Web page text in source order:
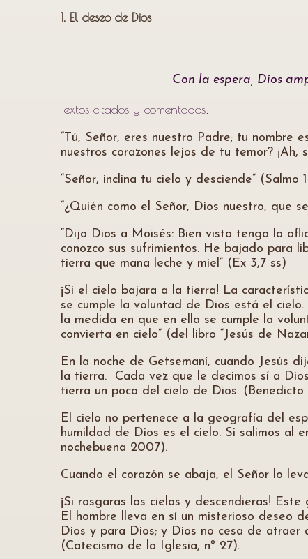
1. El deseo de Dios
Con la espera, Dios
Textos citados y comentados:
“Tú, Señor, eres nuestro Padre; tu nombre
nuestros corazones lejos de tu temor?
“Señor, inclina tu cielo y desciende” (Salmo
“¿Quién como el Señor, Dios nuestro, que
“Dijo Dios a Moisés: Bien vista tengo la
conozco sus sufrimientos. He bajado para
tierra que mana leche y miel” (Ex 3,7 ss)
¡Si el cielo bajara a la tierra! La
se cumple la voluntad de Dios está el
la medida en que en ella se cumple la
convierta en cielo” (del libro “Jesús de
En la noche de Getsemaní, cuando Jesús
la tierra. Cada vez que le decimos sí a
tierra un poco del cielo de Dios.
El cielo no pertenece a la geografía del
humildad de Dios es el cielo. Si salimos al
nochebuena 2007).
Cuando el corazón se abaja, el Señor lo
¡Si rasgaras los cielos y descendieras!
El hombre lleva en sí un misterioso deseo
Dios y para Dios; y Dios no cesa de atraer
(Catecismo de la Iglesia, nº 27).